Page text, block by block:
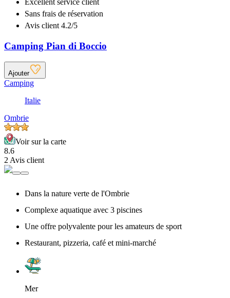
Excellent service client
Sans frais de réservation
Avis client 4.2/5
Camping Pian di Boccio
Ajouter
Camping
Italie
Ombrie
Voir sur la carte
8.6
2 Avis client
Dans la nature verte de l'Ombrie
Complexe aquatique avec 3 piscines
Une offre polyvalente pour les amateurs de sport
Restaurant, pizzeria, café et mini-marché
Mer